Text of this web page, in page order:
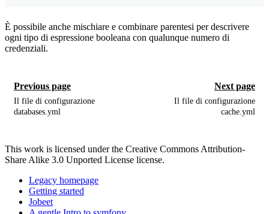
È possibile anche mischiare e combinare parentesi per descrivere
ogni tipo di espressione booleana con qualunque numero di
credenziali.
Previous page
Il file di configurazione
databases.yml
Next page
Il file di configurazione
cache.yml
This work is licensed under the Creative Commons Attribution-
Share Alike 3.0 Unported License license.
Legacy homepage
Getting started
Jobeet